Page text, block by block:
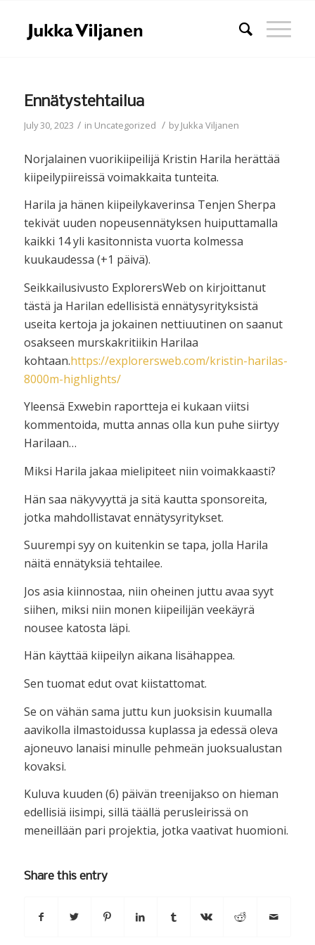
Ennätystehtailua
July 30, 2023 / in Uncategorized / byJukka Viljanen
Norjalainen vuorikiipeilijä Kristin Harila herättää
kiipeilypiireissä voimakkaita tunteita.
Harila ja hänen kiipeilykaverinsa Tenjen Sherpa
tekivät uuden nopeusennätyksen huiputtamalla
kaikki 14 yli kasitonnista vuorta kolmessa
kuukaudessa (+1 päivä).
Seikkailusivusto ExplorersWeb on kirjoittanut
tästä ja Harilan edellisistä ennätysyrityksistä
useita kertoja ja jokainen nettiuutinen on saanut
osakseen murskakritiikin Harilaa
kohtaan.https://explorersweb.com/kristin-harilas-
8000m-highlights/
Yleensä Exwebin raportteja ei kukaan viitsi
kommentoida, mutta annas olla kun puhe siirtyy
Harilaan…
Miksi Harila jakaa mielipiteet niin voimakkaasti?
Hän saa näkyvyyttä ja sitä kautta sponsoreita,
jotka mahdollistavat ennätysyritykset.
Suurempi syy on kuitenkin se tapa, jolla Harila
näitä ennätyksiä tehtailee.
Jos asia kiinnostaa, niin oheinen juttu avaa syyt
siihen, miksi niin monen kiipeilijän veekäyrä
nousee katosta läpi.
Hän käyttää kiipeilyn aikana lisähappea.
Sen tuomat edut ovat kiistattomat.
Se on vähän sama juttu kun juoksisin kuumalla
aavikolla ilmastoidussa kuplassa ja edessä oleva
ajoneuvo lanaisi minulle pehmeän juoksualustan
kovaksi.
Kuluva kuuden (6) päivän treenijakso on hieman
edellisiä iisimpi, sillä täällä perusleirissä on
meneillään pari projektia, jotka vaativat huomioni.
Share this entry